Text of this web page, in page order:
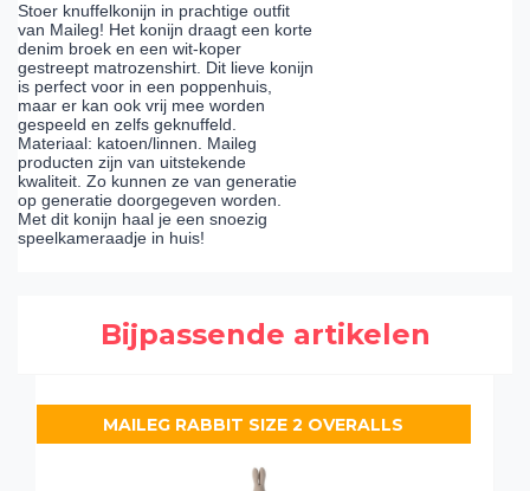
Stoer knuffelkonijn in prachtige outfit
van Maileg! Het konijn draagt een korte
denim broek en een wit-koper
gestreept matrozenshirt. Dit lieve konijn
is perfect voor in een poppenhuis,
maar er kan ook vrij mee worden
gespeeld en zelfs geknuffeld.
Materiaal: katoen/linnen. Maileg
producten zijn van uitstekende
kwaliteit. Zo kunnen ze van generatie
op generatie doorgegeven worden.
Met dit konijn haal je een snoezig
speelkameraadje in huis!
Bijpassende artikelen
MAILEG RABBIT SIZE 2 OVERALLS